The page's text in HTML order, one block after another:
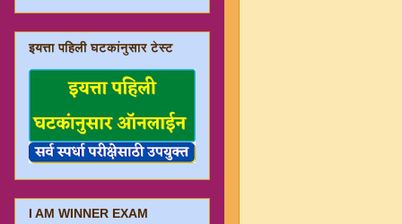
इयत्ता पहिली घटकांनुसार टेस्ट
I AM WINNER EXAM